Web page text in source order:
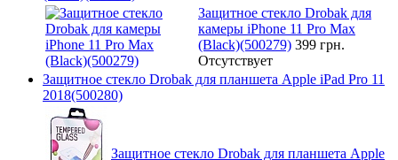
Защитное стекло Drobak для
камеры iPhone 11 Pro Max
(Black)(500279) 399 грн.
Отсутствует
Защитное стекло Drobak для планшета Apple iPad Pro 11
2018(500280)
Защитное стекло Drobak для планшета Apple